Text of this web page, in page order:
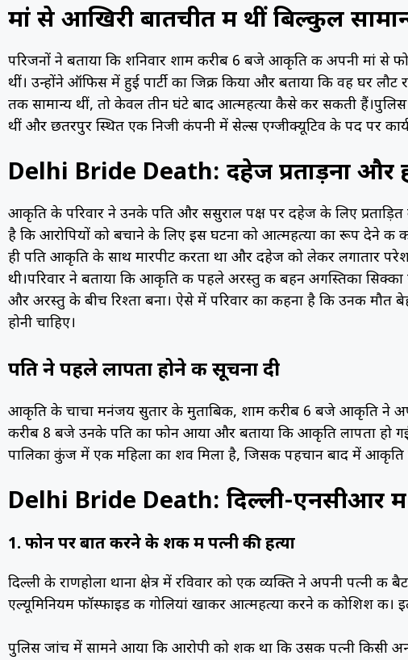
मां से आखिरी बातचीत में थीं बिल्कुल
परिजनों ने बताया कि शनिवार शाम करीब 6 बजे आकृति की अपनी मां से
थीं। उन्होंने ऑफिस में हुई पार्टी का जिक्र किया और बताया कि वह घर
तक सामान्य थीं, तो केवल तीन घंटे बाद आत्महत्या कैसे कर सकती हैं।पुलिस
थीं और छतरपुर स्थित एक निजी कंपनी में सेल्स एग्जीक्यूटिव के पद पर
Delhi Bride Death: दहेज प्रताड़ना और
आकृति के परिवार ने उनके पति और ससुराल पक्ष पर दहेज के लिए
है कि आरोपियों को बचाने के लिए इस घटना को आत्महत्या का रूप देने की
ही पति आकृति के साथ मारपीट करता था और दहेज को लेकर लगातार
थी।परिवार ने बताया कि आकृति की पहले अरस्तु की बहन अगस्तिका
और अरस्तु के बीच रिश्ता बना। ऐसे में परिवार का कहना है कि उनकी मौत
होनी चाहिए।
पति ने पहले लापता होने की सूचना दी
आकृति के चाचा मनंजय सुतार के मुताबिक, शाम करीब 6 बजे आकृति ने
करीब 8 बजे उनके पति का फोन आया और बताया कि आकृति लापता हो गई
पालिका कुंज में एक महिला का शव मिला है, जिसकी पहचान बाद में
Delhi Bride Death: दिल्ली-एनसीआर में
1. फोन पर बात करने के शक में पत्नी की हत्या
दिल्ली के राणहोला थाना क्षेत्र में रविवार को एक व्यक्ति ने अपनी पत्नी
एल्यूमिनियम फॉस्फाइड की गोलियां खाकर आत्महत्या करने की कोशिश की।
पुलिस जांच में सामने आया कि आरोपी को शक था कि उसकी पत्नी किसी